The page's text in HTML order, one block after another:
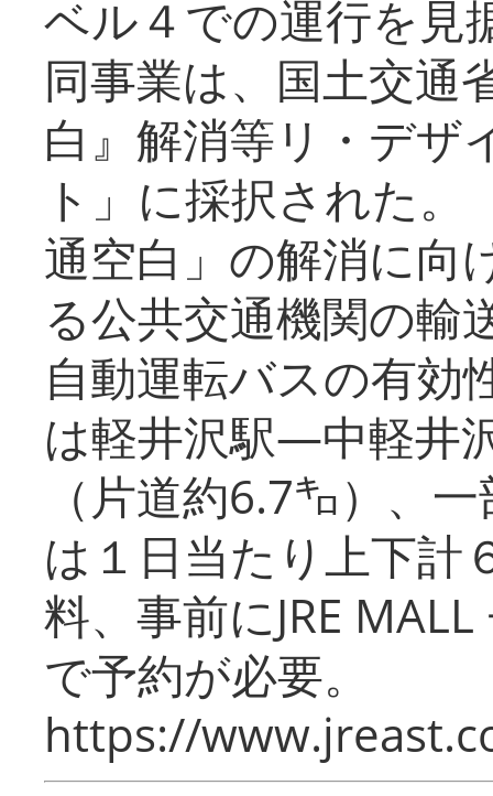
ベル４での運行を見
同事業は、国土交通
白』解消等リ・デザ
ト」に採択された
通空白」の解消に向
る公共交通機関の輸
自動運転バスの有効
は軽井沢駅―中軽井
（片道約6.7㌔）、
は１日当たり上下計
料、事前にJRE
で予約が必要。
https://